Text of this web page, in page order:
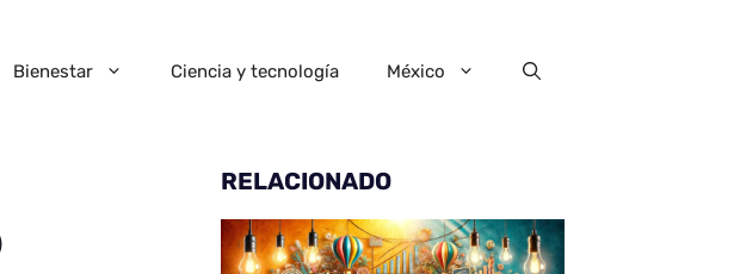
Bienestar Ciencia y tecnología México
RELACIONADO